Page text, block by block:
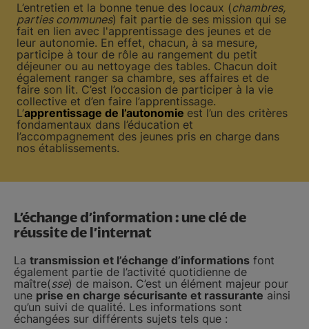
L’entretien et la bonne tenue des locaux (chambres,
parties communes) fait partie de ses mission qui se
fait en lien avec l'apprentissage des jeunes et de
leur autonomie. En effet, chacun, à sa mesure,
participe à tour de rôle au rangement du petit
déjeuner ou au nettoyage des tables. Chacun doit
également ranger sa chambre, ses affaires et de
faire son lit. C’est l’occasion de participer à la vie
collective et d’en faire l’apprentissage.
L’apprentissage de l’autonomie est l’un des critères
fondamentaux dans l’éducation et
l’accompagnement des jeunes pris en charge dans
nos établissements.
L’échange d’information : une clé de
réussite de l’internat
La transmission et l’échange d’informations font
également partie de l’activité quotidienne de
maître(sse) de maison. C’est un élément majeur pour
une prise en charge sécurisante et rassurante ainsi
qu’un suivi de qualité. Les informations sont
échangées sur différents sujets tels que :